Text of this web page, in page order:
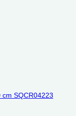
SQCR04223